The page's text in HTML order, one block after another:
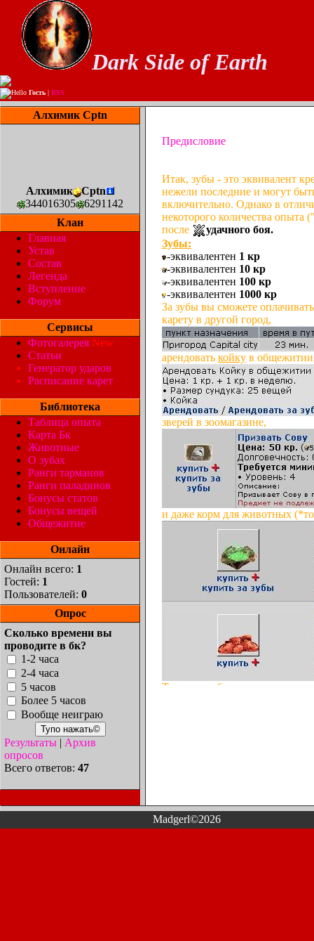
Dark Side of Earth
Hello Гость | RSS
Алхимик Cptn
Алхимик
Cptn
344016305
6291142
Клан
Главная
Устав
Состав
Легенда
Вступление
Форум
Сервисы
Фотогалерея New
Статьи
Генератор ударов
Расписание карет
Библиотека
Таблица опыта
Карта Бк
Животные
О зубах
Ранги тарманов
Ранги паладинов
Бонусы статов
Бонусы вещей
Общежитие
Онлайн
Онлайн всего: 1
Гостей: 1
Пользователей: 0
Опрос
Сколько времени вы
проводите в бк?
1-2 часа
2-4 часа
5 часов
Более 5 часов
Вообще неиграю
Результаты | Архив
опросов
Всего ответов: 47
Предисловие
Итак, зубы - это эквивалент
нежели последние и могут
включительно. Однако в
некоторого количества опыта
после
удачного боя.
Зубы:
-эквивалентен 1 кр
-эквивалентен 10 кр
-эквивалентен 100 кр
-эквивалентен 1000 кр
За зубы вы сможете
карету в другой город,
арендовать койку в
зверей в зоомагазине,
и даже корм для животных
Также за зубы мжно открыть
поскольку если ранее при
персонажа было 700 кредитов,
Madgerl©2026